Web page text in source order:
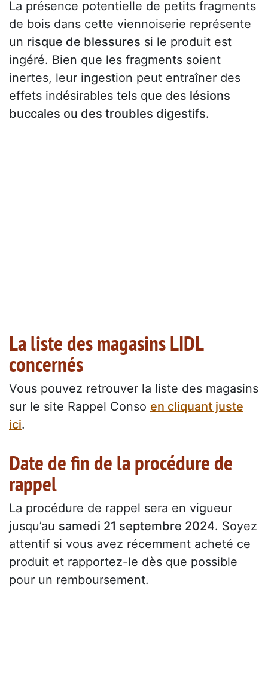
La présence potentielle de petits fragments
de bois dans cette viennoiserie représente
un risque de blessures si le produit est
ingéré. Bien que les fragments soient
inertes, leur ingestion peut entraîner des
effets indésirables tels que des lésions
buccales ou des troubles digestifs.
La liste des magasins LIDL
concernés
Vous pouvez retrouver la liste des magasins
sur le site Rappel Conso en cliquant juste
ici.
Date de fin de la procédure de
rappel
La procédure de rappel sera en vigueur
jusqu’au samedi 21 septembre 2024. Soyez
attentif si vous avez récemment acheté ce
produit et rapportez-le dès que possible
pour un remboursement.